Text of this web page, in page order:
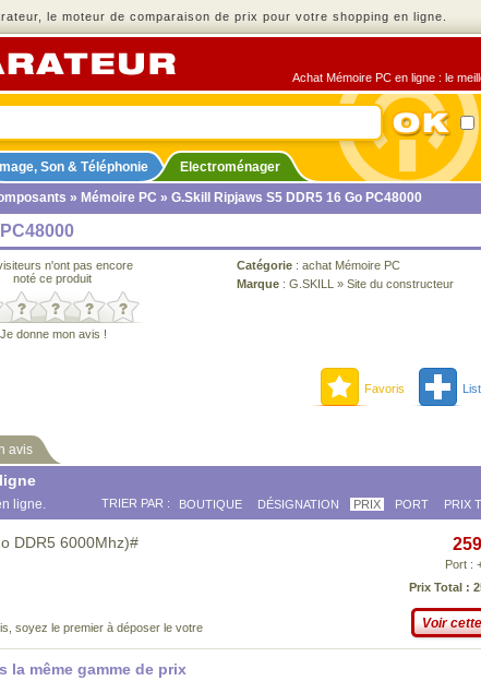
le moteur de comparaison de prix pour votre shopping en ligne.
Achat Mémoire PC en ligne : le
Image, Son & Téléphonie
Electroménager
» Mémoire PC » G.Skill Ripjaws S5 DDR5 16 Go PC48000
n'ont pas encore
noté ce produit
Je donne mon avis !
Catégorie : achat Mémoire PC
Marque : G.SKILL » Site du constructeur
Favoris
avis
ligne. TRIER PAR : BOUTIQUE DÉSIGNATION PRIX PORT PRIX
DDR5 6000Mhz)#
soyez le premier à déposer le votre
Port :
Prix Total :
Voir
la même gamme de prix